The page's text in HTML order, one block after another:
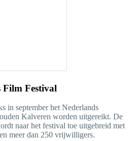
Film Festival
in september het Nederlands
Kalveren worden uitgereikt. De
naar het festival toe uitgebreid met
meer dan 250 vrijwilligers.